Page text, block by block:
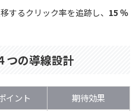
するクリック率を追跡し、 15 ％
つの導線設計
イント
期待効果